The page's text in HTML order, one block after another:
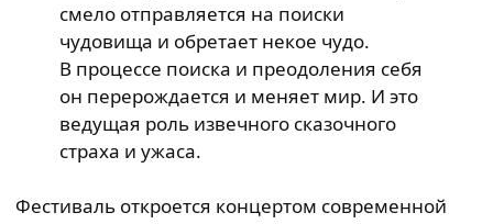
смело отправляется на поиски
чудовища и обретает некое чудо.
В процессе поиска и преодоления себя
он перерождается и меняет мир. И это
ведущая роль извечного сказочного
страха и ужаса.
Фестиваль откроется концертом современной